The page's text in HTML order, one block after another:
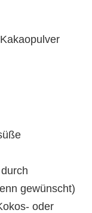
gewünscht)
oder